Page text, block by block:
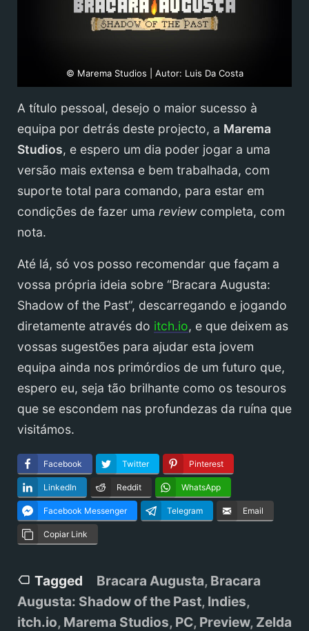
© Marema Studios | Autor: Luis Da Costa
A título pessoal, desejo o maior sucesso à
equipa por detrás deste projecto, a Marema
Studios, e espero um dia poder jogar a uma
versão mais extensa e bem trabalhada, com
suporte total para comando, para estar em
condições de fazer uma review completa, com
nota.
Até lá, só vos posso recomendar que façam a
vossa própria ideia sobre “Bracara Augusta:
Shadow of the Past”, descarregando e jogando
diretamente através do itch.io, e que deixem as
vossas sugestões para ajudar esta jovem
equipa ainda nos primórdios de um futuro que,
espero eu, seja tão brilhante como os tesouros
que se escondem nas profundezas da ruína que
visitámos.
Facebook Twitter Pinterest
LinkedIn Reddit WhatsApp
Facebook Messenger Telegram Email
Copiar Link
Tagged Bracara Augusta, Bracara
Augusta: Shadow of the Past, Indies,
itch.io, Marema Studios, PC, Preview, Zelda